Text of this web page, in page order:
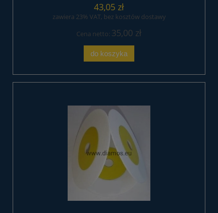
43,05 zł
zawiera 23% VAT, bez kosztów dostawy
Cena netto: 35,00 zł
do koszyka